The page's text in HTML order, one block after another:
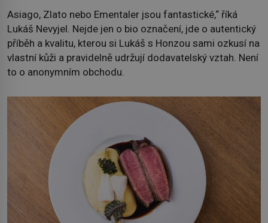
Asiago, Zlato nebo Ementaler jsou fantastické,“ říká
Lukáš Nevyjel. Nejde jen o bio označení, jde o autentický
příběh a kvalitu, kterou si Lukáš s Honzou sami ozkusí na
vlastní kůži a pravidelně udržují dodavatelský vztah. Není
to o anonymním obchodu.